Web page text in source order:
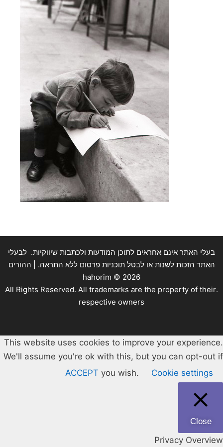
בעלי האתר אינם אחראים לתוכן המודעות ולכתבות שיווקיות. לבעלי
האתר הזכות לשנות או לבטל תוכניות פרסום ללא התראה. | ההורים
hahorim © 2026
.All Rights Reserved. All trademarks are the property of their
respective owners
This website uses cookies to improve your experience.
We'll assume you're ok with this, but you can opt-out if
you wish.
Cookie settings
ACCEPT
Close
Privacy Overview